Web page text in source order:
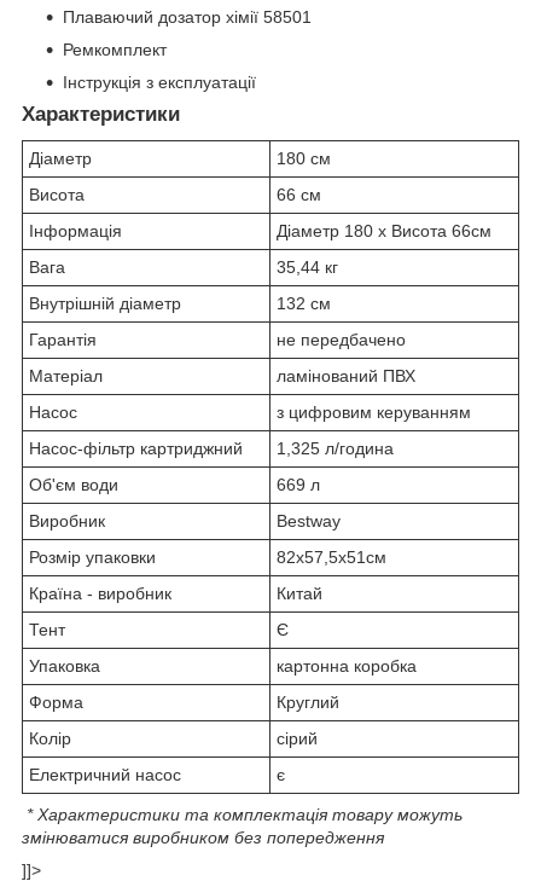
Плаваючий дозатор хімії 58501
Ремкомплект
Інструкція з експлуатації
Характеристики
Діаметр
180 см
Висота
66 см
Інформація
Діаметр 180 x Висота 66см
Вага
35,44 кг
Внутрішній діаметр
132 см
Гарантія
не передбачено
Матеріал
ламінований ПВХ
Насос
з цифровим керуванням
Насос-фільтр картриджний
1,325 л/година
Об'єм води
669 л
Виробник
Bestway
Розмір упаковки
82х57,5х51см
Країна - виробник
Китай
Тент
Є
Упаковка
картонна коробка
Форма
Круглий
Колір
сірий
Електричний насос
є
* Характеристики та комплектація товару можуть
змінюватися виробником без попередження
]]>